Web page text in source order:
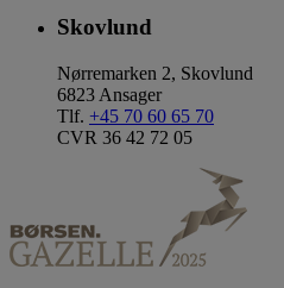
Skovlund
Nørremarken 2, Skovlund
6823 Ansager
Tlf. +45 70 60 65 70
CVR 36 42 72 05